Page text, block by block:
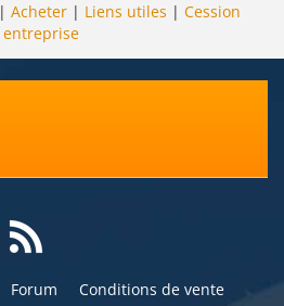
| Acheter| Liens utiles | Cession
entreprise
Forum Conditions de vente